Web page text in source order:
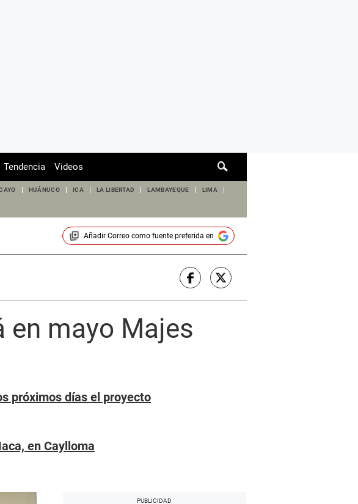
de
Tendencia Videos
HUÁNUCO ICA LA LIBERTAD LAMBAYEQUE LIMA
Añadir Correocomo fuente preferida en
en mayo Majes
próximos días el proyecto
en Caylloma